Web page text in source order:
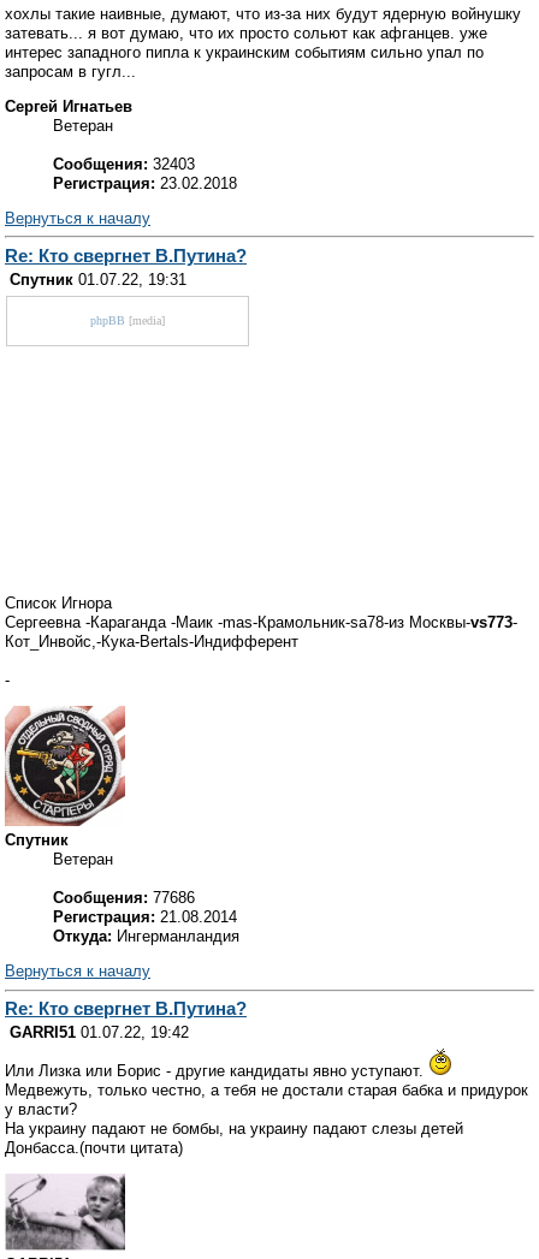
хохлы такие наивные, думают, что из-за них будут ядерную войнушку
затевать... я вот думаю, что их просто сольют как афганцев. уже
интерес западного пипла к украинским событиям сильно упал по
запросам в гугл...
Сергей Игнатьев
Ветеран
Сообщения: 32403
Регистрация: 23.02.2018
Вернуться к началу
Re: Кто свергнет В.Путина?
Спутник 01.07.22, 19:31
phpBB [media]
Список Игнора
Сергеевна -Караганда -Маик -mas-Крамольник-sa78-из Москвы-vs773-
Кот_Инвойс,-Кука-Bertals-Индифферент
-
Спутник
Ветеран
Сообщения: 77686
Регистрация: 21.08.2014
Откуда: Ингерманландия
Вернуться к началу
Re: Кто свергнет В.Путина?
GARRI51 01.07.22, 19:42
Или Лизка или Борис - другие кандидаты явно уступают.
Медвежуть, только честно, а тебя не достали старая бабка и придурок
у власти?
На украину падают не бомбы, на украину падают слезы детей
Донбасса.(почти цитата)